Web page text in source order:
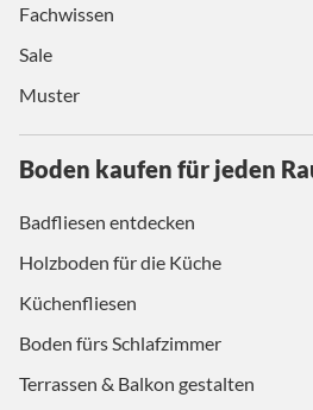
Fachwissen
Sale
Muster
Boden kaufen für jeden
Badfliesen entdecken
Holzboden für die Küche
Küchenfliesen
Boden fürs Schlafzimmer
Terrassen & Balkon gestalten